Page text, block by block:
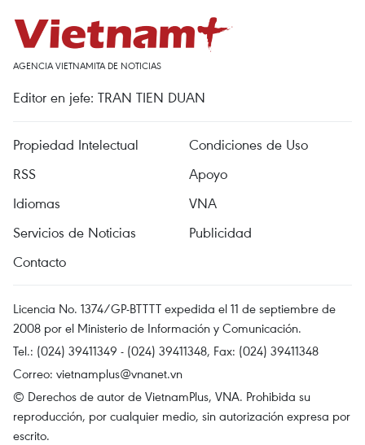
AGENCIA VIETNAMITA DE NOTICIAS
Editor en jefe: TRAN TIEN DUAN
Propiedad Intelectual
Condiciones de Uso
RSS
Apoyo
Idiomas
VNA
Servicios de Noticias
Publicidad
Contacto
Licencia No. 1374/GP-BTTTT expedida el 11 de septiembre de
2008 por el Ministerio de Información y Comunicación.
Tel.: (024) 39411349 - (024) 39411348, Fax: (024) 39411348
Correo: vietnamplus@vnanet.vn
© Derechos de autor de VietnamPlus, VNA. Prohibida su
reproducción, por cualquier medio, sin autorización expresa por
escrito.